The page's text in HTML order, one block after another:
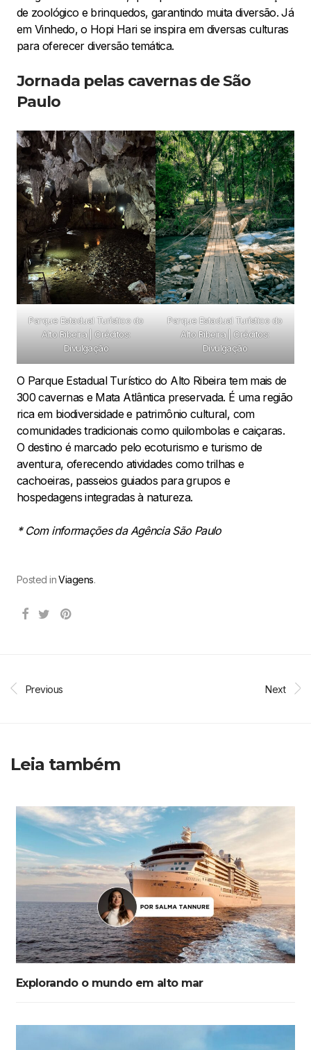
de zoológico e brinquedos, garantindo muita diversão. Já
em Vinhedo, o Hopi Hari se inspira em diversas culturas
para oferecer diversão temática.
Jornada pelas cavernas de São
Paulo
Parque Estadual Turístico do
Alto Ribeira | Créditos:
Divulgação
Parque Estadual Turístico do
Alto Ribeira | Créditos:
Divulgação
O Parque Estadual Turístico do Alto Ribeira tem mais de
300 cavernas e Mata Atlântica preservada. É uma região
rica em biodiversidade e patrimônio cultural, com
comunidades tradicionais como quilombolas e caiçaras.
O destino é marcado pelo ecoturismo e turismo de
aventura, oferecendo atividades como trilhas e
cachoeiras, passeios guiados para grupos e
hospedagens integradas à natureza.
* Com informações da Agência São Paulo
Posted inViagens.
Previous Next
Leia também
Explorando o mundo em alto mar